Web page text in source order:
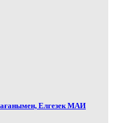
Елгезек МАИ